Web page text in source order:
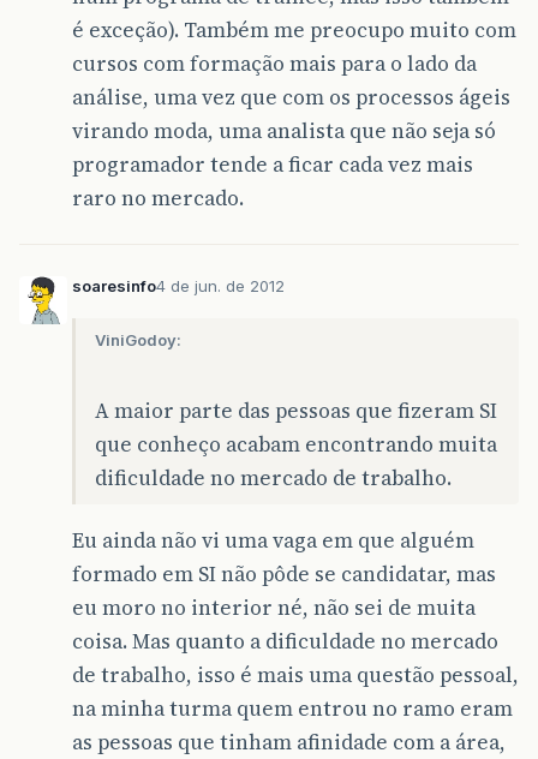
é exceção). Também me preocupo muito com
cursos com formação mais para o lado da
análise, uma vez que com os processos ágeis
virando moda, uma analista que não seja só
programador tende a ficar cada vez mais
raro no mercado.
soaresinfo4 de jun. de 2012
ViniGodoy:
A maior parte das pessoas que fizeram SI
que conheço acabam encontrando muita
dificuldade no mercado de trabalho.
Eu ainda não vi uma vaga em que alguém
formado em SI não pôde se candidatar, mas
eu moro no interior né, não sei de muita
coisa. Mas quanto a dificuldade no mercado
de trabalho, isso é mais uma questão pessoal,
na minha turma quem entrou no ramo eram
as pessoas que tinham afinidade com a área,